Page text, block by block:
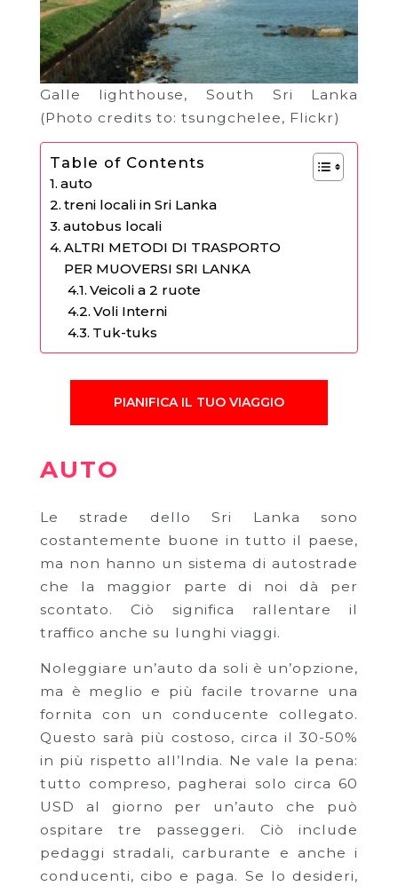
Galle lighthouse, South Sri Lanka
(Photo credits to: tsungchelee, Flickr)
Table of Contents
auto
treni locali in Sri Lanka
autobus locali
ALTRI METODI DI TRASPORTO
PER MUOVERSI SRI LANKA
Veicoli a 2 ruote
Voli Interni
Tuk-tuks
PIANIFICA IL TUO VIAGGIO
AUTO
Le strade dello Sri Lanka sono
costantemente buone in tutto il paese,
ma non hanno un sistema di autostrade
che la maggior parte di noi dà per
scontato. Ciò significa rallentare il
traffico anche su lunghi viaggi.
Noleggiare un’auto da soli è un’opzione,
ma è meglio e più facile trovarne una
fornita con un conducente collegato.
Questo sarà più costoso, circa il 30-50%
in più rispetto all’India. Ne vale la pena:
tutto compreso, pagherai solo circa 60
USD al giorno per un’auto che può
ospitare tre passeggeri. Ciò include
pedaggi stradali, carburante e anche i
conducenti, cibo e paga. Se lo desideri,